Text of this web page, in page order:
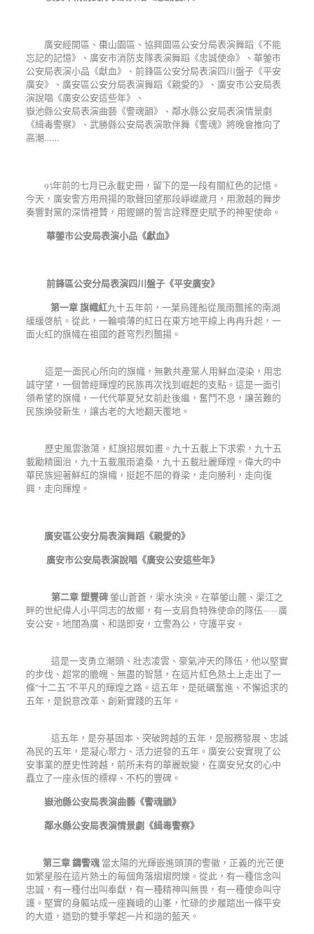
廣安經開區、棗山園區、協興園區公安分局表演舞蹈《不能
忘記的記憶》、廣安市消防支隊表演舞蹈《忠誠使命》、華鎣市
公安局表演小品《獻血》、前鋒區公安分局表演四川盤子《平安
廣安》、廣安區公安分局表演舞蹈《親愛的》、廣安市公安局表
演說唱《廣安公安這些年》、
嶽池縣公安局表演曲藝《警魂韻》、鄰水縣公安局表演情景劇
《緝毒警察》、武勝縣公安局表演歌伴舞《警魂》將晚會推向了
高潮……
95年前的七月已永載史冊，留下的是一段有關紅色的記憶。
今天，廣安警方用飛揚的歌聲回望那段崢嶸歲月，用激越的舞步
奏響對黨的深情禮贊，用鏗鏘的誓言詮釋歷史賦予的神聖使命。
華鎣市公安局表演小品《獻血》
前鋒區公安分局表演四川盤子《平安廣安》
第一章 旗幟紅九十五年前，一葉烏篷船從風雨飄搖的南湖
緩緩啓航。從此，一輪噴薄的紅日在東方地平線上冉冉升起，一
面火紅的旗幟在祖國的蒼穹烈烈飄揚。
這是一面民心所向的旗幟，無數共產黨人用鮮血浸染，用忠
誠守望，一個曾經輝煌的民族再次找到崛起的支點。這是一面引
領希望的旗幟，一代代華夏兒女前赴後繼，奮鬥不息，讓苦難的
民族煥發新生，讓古老的大地翻天覆地。
歷史風雲激蕩，紅旗招展如畫。九十五載上下求索，九十五
載勵精圖治，九十五載風雨滄桑，九十五載壯麗輝煌。偉大的中
華民族迎著鮮紅的旗幟，挺起不屈的脊梁，走向勝利，走向復
興，走向輝煌。
廣安區公安分局表演舞蹈《親愛的》
廣安市公安局表演說唱《廣安公安這些年》
第二章 塑豐碑 鎣山蒼蒼，渠水泱泱。在華鎣山麓、渠江之
畔的世紀偉人小平同志的故鄉，有一支肩負特殊使命的隊伍——廣
安公安。地闊為廣、和諧即安，立警為公，守護平安。
這是一支勇立潮頭、壯志凌雲、豪氣沖天的隊伍，他以堅實
的步伐、超常的膽魄、無盡的智慧，在這片紅色熱土上走出了一
條“十二五”不平凡的輝煌之路。這五年，是砥礪奮進、不懈追求的
五年，是鋭意改革、創新實踐的五年。
這五年，是夯基固本、突破跨越的五年，是服務發展、忠誠
為民的五年，是凝心聚力、活力迸發的五年。廣安公安實現了公
安事業的歷史性跨越，前所未有的華麗蛻變，在廣安兒女的心中
矗立了一座永恆的標桿、不朽的豐碑。
嶽池縣公安局表演曲藝《警魂韻》
鄰水縣公安局表演情景劇《緝毒警察》
第三章 鑄警魂 當太陽的光輝嵌進頭頂的警徽，正義的光芒便
如繁星般在這片熱土的每個角落熠熠閃爍。從此，有一種信念叫
忠誠，有一種付出叫奉獻，有一種精神叫無畏，有一種使命叫守
護。堅實的身軀站成一座巍峨的山峯，忙碌的步履踏出一條平安
的大道，遒勁的雙手擎起一片和諧的藍天。